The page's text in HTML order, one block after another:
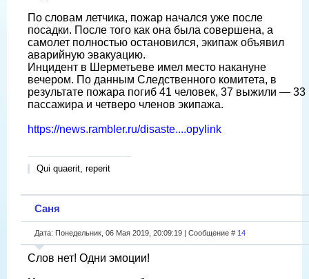
По словам летчика, пожар начался уже после
посадки. После того как она была совершена, а
самолет полностью остановился, экипаж объявил
аварийную эвакуацию.
Инцидент в Шерметьеве имел место накануне
вечером. По данным Следственного комитета, в
результате пожара погиб 41 человек, 37 выжили — 33
пассажира и четверо членов экипажа.
https://news.rambler.ru/disaste....opylink
Qui quaerit, reperit
Саня
Дата: Понедельник, 06 Мая 2019, 20:09:19 | Сообщение # 14
Слов нет! Одни эмоции!